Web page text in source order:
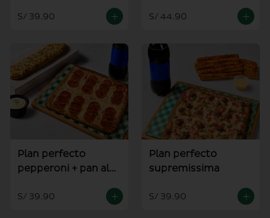
S/ 39.90 S/ 44.90
Plan perfecto
pepperoni + pan al
S/ 39.90
Plan perfecto
supremissima
S/ 39.90